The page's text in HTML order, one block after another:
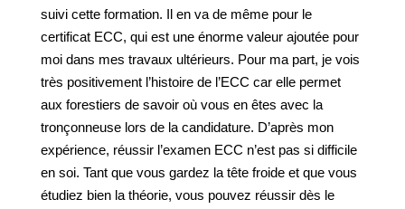
suivi cette formation. Il en va de même pour le
certificat ECC, qui est une énorme valeur ajoutée pour
moi dans mes travaux ultérieurs. Pour ma part, je vois
très positivement l’histoire de l’ECC car elle permet
aux forestiers de savoir où vous en êtes avec la
tronçonneuse lors de la candidature. D’après mon
expérience, réussir l’examen ECC n’est pas si difficile
en soi. Tant que vous gardez la tête froide et que vous
étudiez bien la théorie, vous pouvez réussir dès le